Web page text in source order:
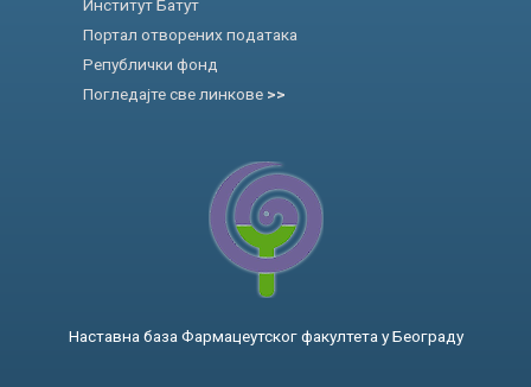
Институт Батут
Портал отворених података
Републички фонд
Погледајте све линкове >>
Наставна база Фармацеутског факултета у Београду